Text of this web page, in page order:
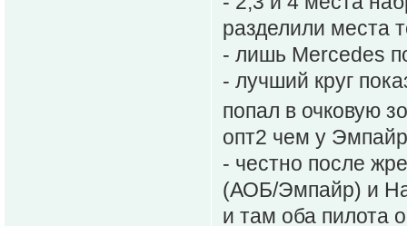
разделили места
- лишь Mercedes
- лучший круг
попал в очковую
опт2 чем у
- честно после
(АОБ/Эмпайр) и
и там оба пилота